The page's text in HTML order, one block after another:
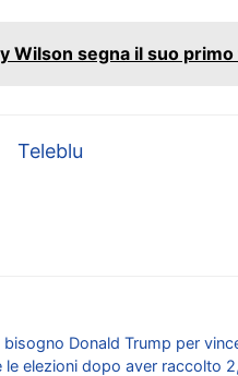
Wilson segna il suo
Teleblu
Donald Trump per
le elezioni dopo aver raccolto